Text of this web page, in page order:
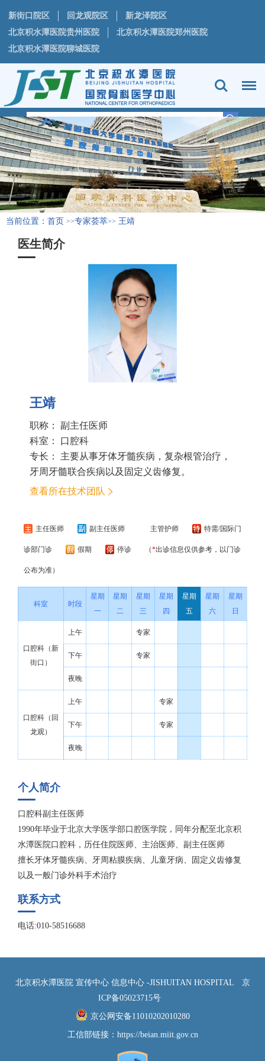
新街口院区 回龙观院区
新龙泽院区
北京积水潭医院贵州医院
北京积水潭医院郑州医院
北京积水潭医院聊城医院
当前位置： 首页 >>专家荟萃>> 王靖
医生简介
王靖
职称： 副主任医师
科室： 口腔科
专长： 主要从事牙体牙髓疾病，复杂根管治疗，
牙周牙髓联合疾病以及固定义齿修复。
查看所在技术团队
主任医师 副主任医师 主管护师 特需/国际门
诊部门诊 假期 停诊 （*出诊信息仅供参考，以门诊
公布为准）
科室 时段
星期
一
星期
二
星期
三
星期
四
星期
五
星期
六
星期
日
口腔科（新
街口）
上午 专家
下午 专家
夜晚
口腔科（回
龙观）
上午 专家
下午 专家
夜晚
个人简介
口腔科副主任医师
1990年毕业于北京大学医学部口腔医学院，同年分配至北京积
水潭医院口腔科，历任住院医师、主治医师、副主任医师
擅长牙体牙髓疾病、牙周粘膜疾病、儿童牙病、固定义齿修复
以及一般门诊外科手术治疗
联系方式
电话:010-58516688
北京积水潭医院 宣传中心 信息中心 -JISHUITAN HOSPITAL
京
ICP备05023715号
京公网安备11010202010280
工信部链接： https://beian.miit.gov.cn